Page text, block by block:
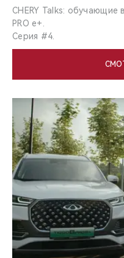
CHERY Talks: обучающие
PRO e+.
Серия #4.